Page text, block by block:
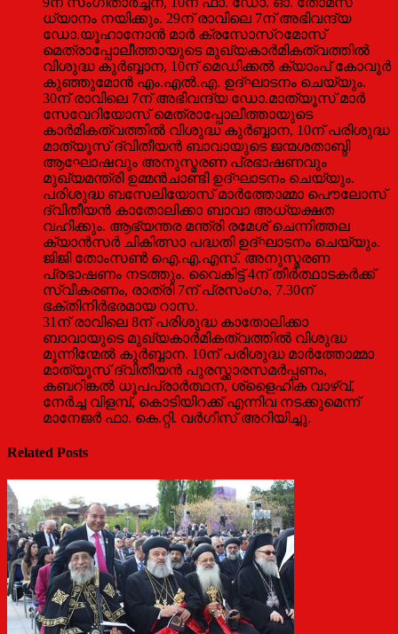
ധ്യാനം നയിക്കും. 29ന് രാവിലെ 7ന് അഭിവന്ദ്യ
ഡോ.യൂഹാനോന്‍ മാര്‍ ക്രസോസ്റമോസ്
മെത്രാപ്പോലീത്തായുടെ മുഖ്യകാര്‍മികത്വത്തില്‍
വിശുദ്ധ കുര്‍ബ്ബാന, 10ന് മെഡിക്കല്‍ ക്യാംപ് കോവൂര്‍
കുഞ്ഞുമോന്‍ എം.എല്‍.എ. ഉദ്ഘാടനം ചെയ്യും.
30ന് രാവിലെ 7ന് അഭിവന്ദ്യ ഡോ.മാത്യൂസ് മാര്‍
സേവേറിയോസ് മെത്രാപ്പോലീത്തായുടെ
കാര്‍മികത്വത്തില്‍ വിശുദ്ധ കുര്‍ബ്ബാന, 10ന് പരിശുദ്ധ
മാത്യൂസ് ദ്വിതീയന്‍ ബാവായുടെ ജന്മശതാബ്ദി
ആഘോഷവും അനുസ്മരണ പ്രഭാഷണവും
മുഖ്യമന്ത്രി ഉമ്മന്‍ചാണ്ടി ഉദ്ഘാടനം ചെയ്യും.
പരിശുദ്ധ ബസേലിയോസ് മാര്‍ത്തോമ്മാ പൌലോസ്
ദ്വിതീയന്‍ കാതോലിക്കാ ബാവാ അധ്യക്ഷത
വഹിക്കും. ആഭ്യന്തര മന്ത്രി രമേശ് ചെന്നിത്തല
ക്യാന്‍സര്‍ ചികിത്സാ പദ്ധതി ഉദ്ഘാടനം ചെയ്യും.
ജിജി തോംസണ്‍ ഐ.എ.എസ്. അനുസ്മരണ
പ്രഭാഷണം നടത്തും. വൈകിട്ട് 4ന് തീര്‍ത്ഥാടകര്‍ക്ക്
സ്വീകരണം, രാത്രി 7ന് പ്രസംഗം, 7.30ന്
ഭക്തിനിര്‍ഭരമായ റാസ.
31ന് രാവിലെ 8ന് പരിശുദ്ധ കാതോലിക്കാ
ബാവായുടെ മുഖ്യകാര്‍മികത്വത്തില്‍ വിശുദ്ധ
മൂന്നിന്മേല്‍ കുര്‍ബ്ബാന. 10ന് പരിശുദ്ധ മാര്‍ത്തോമ്മാ
മാത്യൂസ് ദ്വിതീയന്‍ പുരസ്ക്കാരസമര്‍പ്പണം,
കബറിങ്കല്‍ ധൂപപ്രാര്‍ത്ഥന, ശ്ളൈഹിക വാഴ്വ്,
നേര്‍ച്ച വിളമ്പ്, കൊടിയിറക്ക് എന്നിവ നടക്കുമെന്ന്
മാനേജര്‍ ഫാ. കെ.റ്റി. വര്‍ഗീസ് അറിയിച്ചു.
Related Posts